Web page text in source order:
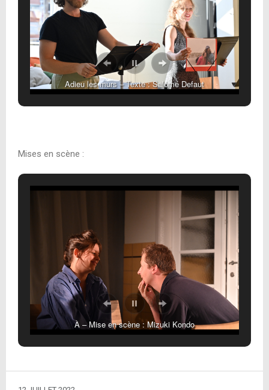
Adieu les murs – Texte : Salomé Defaut
Mises en scène :
À – Mise en scène : Mizuki Kondo